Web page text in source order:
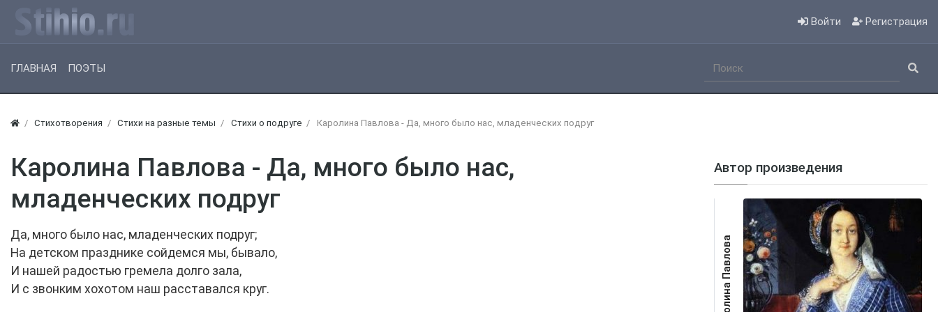
Войти Регистрация
ГЛАВНАЯ ПОЭТЫ
Стихотворения Стихи на разные темы Стихи о подруге Каролина Павлова - Да, много было нас, младенческих подруг
Каролина Павлова - Да, много было нас,
младенческих подруг
Да, много было нас, младенческих подруг;
На детском празднике сойдемся мы, бывало,
И нашей радостью гремела долго зала,
И с звонким хохотом наш расставался круг.
Автор произведения
Каролина Павлова